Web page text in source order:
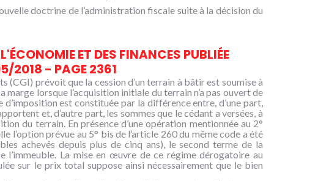
doctrine de l’administration fiscale suite à la décision du
ET DES FINANCES PUBLIÉE
2018 - PAGE 2361
(CGI) prévoit que la cession d’un terrain à bâtir est soumise à
marge lorsque l’acquisition initiale du terrain n’a pas ouvert de
est constituée par la différence entre, d’une part,
et, d’autre part, les sommes que le cédant a versées, à
du terrain. En présence d’une opération mentionnée au 2°
l’option prévue au 5° bis de l’article 260 du même code a été
achevés depuis plus de cinq ans), le second terme de la
La mise en œuvre de ce régime dérogatoire au
sur le prix total suppose ainsi nécessairement que le bien